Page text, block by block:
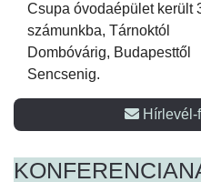
Csupa óvodaépület került
számunkba, Tárnoktól
Dombóvárig, Budapesttől
Sencsenig.
Hírlevél-
KONFERENCIA